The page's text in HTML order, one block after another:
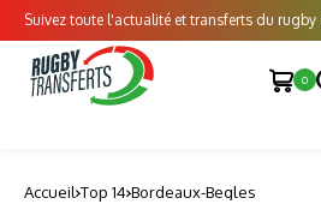
Suivez toute l'actualité et transferts du rugby
0
Accueil Top 14 Bordeaux-Begles